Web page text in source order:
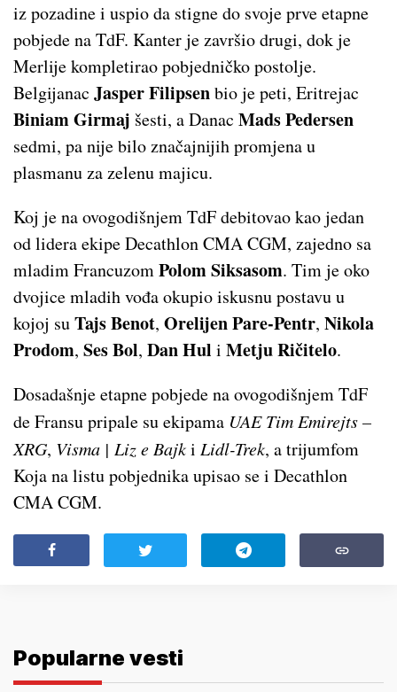
iz pozadine i uspio da stigne do svoje prve etapne
pobjede na TdF. Kanter je završio drugi, dok je
Merlije kompletirao pobjedničko postolje.
Belgijanac Jasper Filipsenbio je peti, Eritrejac
Biniam Girmaj šesti, a Danac Mads Pedersen
sedmi, pa nije bilo značajnijih promjena u
plasmanu za zelenu majicu.
Koj je na ovogodišnjem TdF debitovao kao jedan
od lidera ekipe Decathlon CMA CGM, zajedno sa
mladim FrancuzomPolom Siksasom. Tim je oko
dvojice mladih vođa okupio iskusnu postavu u
kojoj suTajs Benot, Orelijen Pare-Pentr, Nikola
Prodom, Ses Bol, Dan Hul i Metju Ričitelo.
Dosadašnje etapne pobjede na ovogodišnjem TdF
de Fransu pripale su ekipama UAE Tim Emirejts –
XRG, Visma | Liz e Bajki Lidl-Trek, a trijumfom
Koja na listu pobjednika upisao se i Decathlon
CMA CGM.
Popularne vesti